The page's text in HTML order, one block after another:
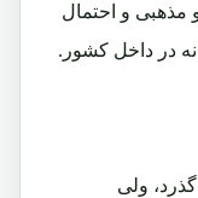
مذهبی و احتمال
در داخل کشور.
ولی